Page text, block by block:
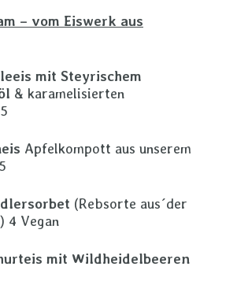
– vom Eiswerk aus
mit Steyrischem
& karamelisierten
Apfelkompott aus unserem
(Rebsorte aus´der
4 Vegan
mit Wildheidelbeeren